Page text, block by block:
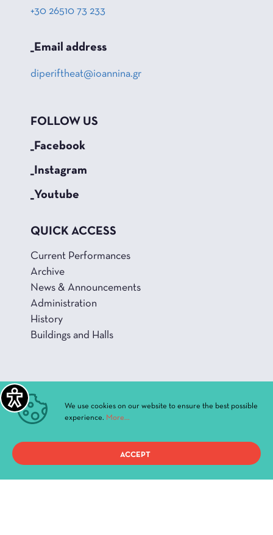
+30 26510 73 233
_Email address
diperiftheat@ioannina.gr
FOLLOW US
_Facebook
_Instagram
_Youtube
QUICK ACCESS
Current Performances
Archive
News & Announcements
Administration
History
Buildings and Halls
Privacy PolicyWe use cookies on our website to ensure the best possible
experience. More...
ACCEPT